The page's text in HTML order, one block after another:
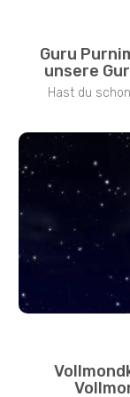
Guru
unsere
Hast du